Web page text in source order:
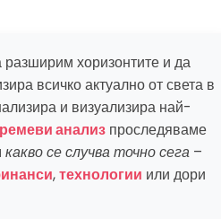
хоризонтите и да
всичко актуално от света в
и визуализира най-
анализпроследяваме
какво се случва точно сега –
,технологии или дори